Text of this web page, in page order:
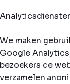
We maken
Google
bezoekers de
verzamelen